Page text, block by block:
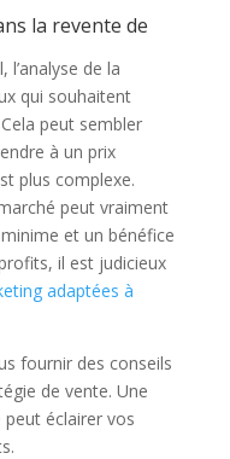
la revente de
de la
qui souhaitent
peut sembler
à un prix
plus complexe.
peut vraiment
et un bénéfice
il est judicieux
adaptées à
fournir des conseils
de vente. Une
éclairer vos